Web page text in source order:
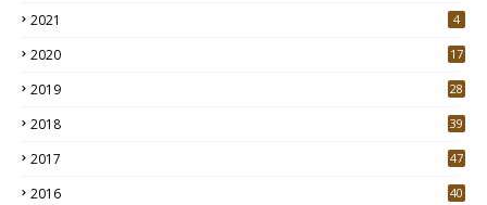
2021 4
2020
17
2019
28
2018
39
2017
47
2016
40